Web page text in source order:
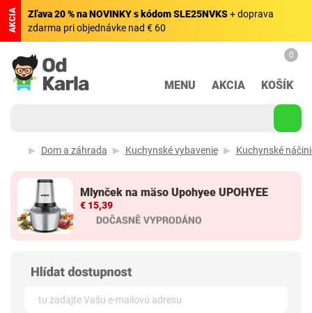
AKCIA Zľava 20 % na NOVINKY s kódom SLE25NVKS+ doprava
zdarma pri objednávke nad € 60
MENU AKCIA
0
KOŠÍK
Dom a záhrada Kuchynské vybavenie Kuchynské
Mlynček na mäso Upohyee UPOHYEE
€ 15,39